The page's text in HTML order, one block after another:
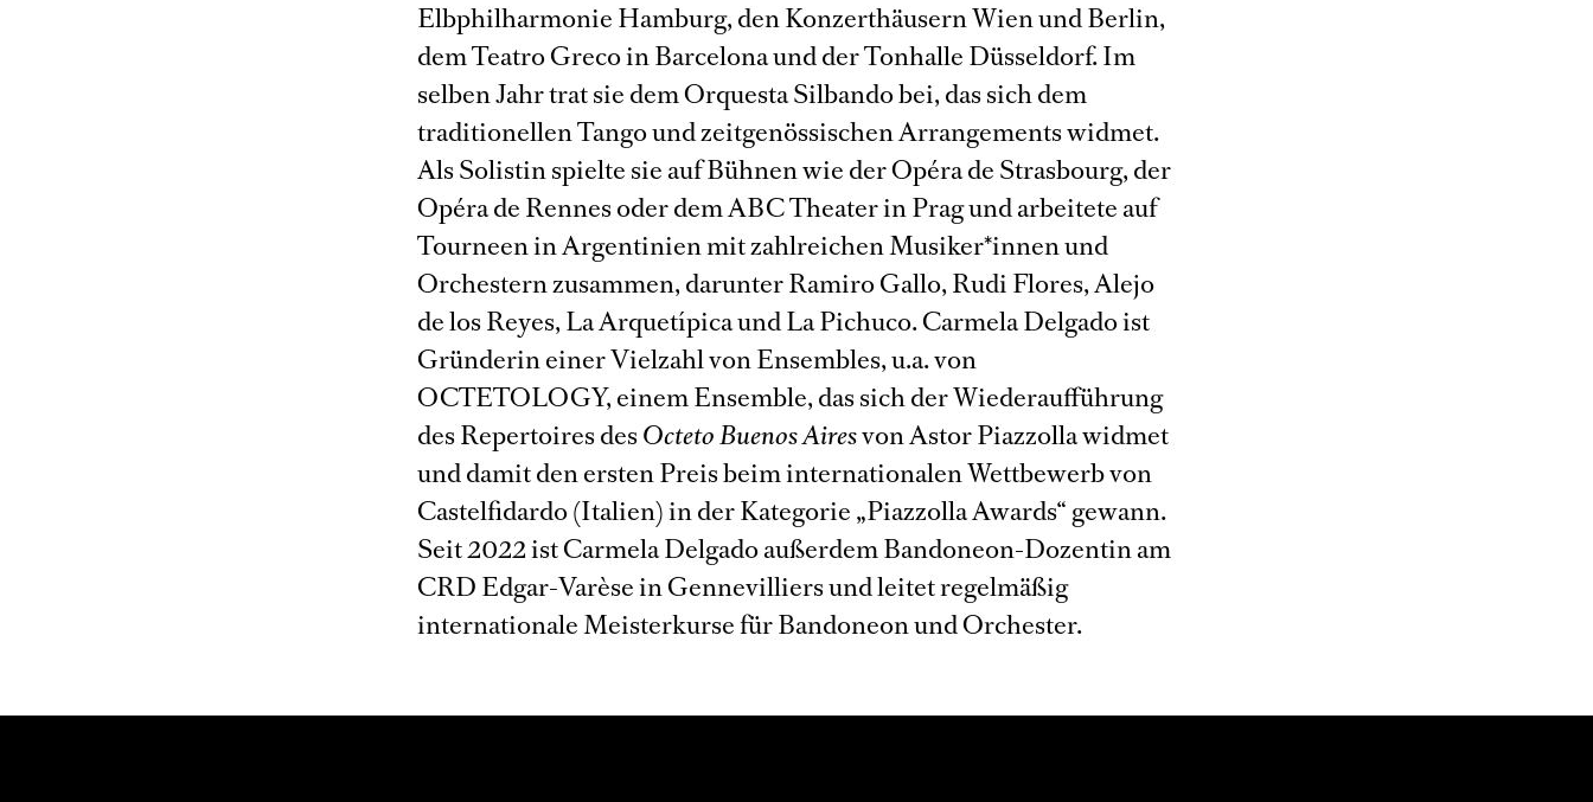
Elbphilharmonie Hamburg, den Konzerthäusern Wien und Berlin,
dem Teatro Greco in Barcelona und der Tonhalle Düsseldorf. Im
selben Jahr trat sie dem Orquesta Silbando bei, das sich dem
traditionellen Tango und zeitgenössischen Arrangements widmet.
Als Solistin spielte sie auf Bühnen wie der Opéra de Strasbourg, der
Opéra de Rennes oder dem ABC Theater in Prag und arbeitete auf
Tourneen in Argentinien mit zahlreichen Musiker*innen und
Orchestern zusammen, darunter Ramiro Gallo, Rudi Flores, Alejo
de los Reyes, La Arquetípica und La Pichuco. Carmela Delgado ist
Gründerin einer Vielzahl von Ensembles, u.a. von
OCTETOLOGY, einem Ensemble, das sich der Wiederaufführung
des Repertoires desOcteto Buenos Airesvon Astor Piazzolla widmet
und damit den ersten Preis beim internationalen Wettbewerb von
Castelfidardo (Italien) in der Kategorie „Piazzolla Awards“ gewann.
Seit 2022 ist Carmela Delgado außerdem Bandoneon-Dozentin am
CRD Edgar-Varèse in Gennevilliers und leitet regelmäßig
internationale Meisterkurse für Bandoneon und Orchester.